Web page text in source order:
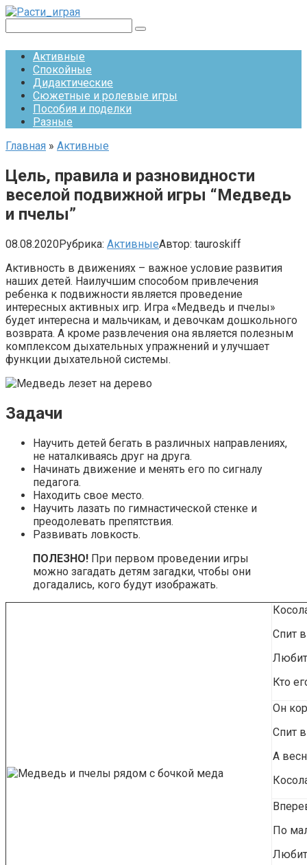
Перейти
контенту
Активные
Спокойные
Дидактические
Сюжетные и ролевые игры
Пособия и поделки
Разные
Главная » Активные
Цель, правила и разновидности
веселой подвижной игры “Медведь
и пчелы”
08.08.2020Рубрика: АктивныеАвтор: tauroskiff
Активность в движениях – важное условие развития
наших детей. Наилучшим способом привлечения
ребенка к подвижности является проведение
интересных активных игр. Игра «Медведь и пчелы»
будет интересна и мальчикам, и девочкам дошкольного
возврата. А кроме развлечения она является полезным
комплексом дыхательных упражнений и улучшает
функции дыхательной системы.
Задачи
Научить детей бегать в различных направлениях,
не наталкиваясь друг на друга.
Начинать движение и менять его по сигналу
педагога.
Находить свое место.
Научить лазать по гимнастической стенке и
преодолевать препятствия.
Развивать ловкость.
ПОЛЕЗНО! При первом проведении игры
можно загадать детям загадки, чтобы они
догадались, кого будут изображать.
Спит
Кто
Он
Спит
А
По
Любит